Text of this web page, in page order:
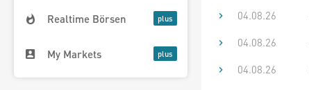
Realtime Börsen
My Markets
04.08.26
04.08.26
04.08.26